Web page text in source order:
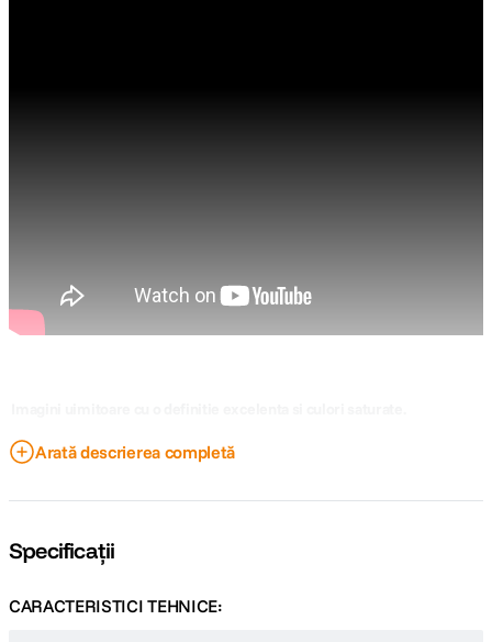
Fujifilm FUJINON XF 56mm f/1.2 R dispune de o optica excelenta,
detalii si cu un contrast excelent.
 Autofocalizare rapida si silentionasa
Arată descrierea completă
Specificații
CARACTERISTICI TEHNICE: